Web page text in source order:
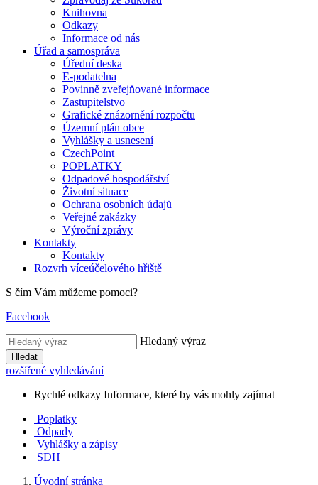
Knihovna
Odkazy
Informace od nás
Úřad a samospráva
Úřední deska
E-podatelna
Povinně zveřejňované informace
Zastupitelstvo
Grafické znázornění rozpočtu
Územní plán obce
Vyhlášky a usnesení
CzechPoint
POPLATKY
Odpadové hospodářství
Životní situace
Ochrana osobních údajů
Veřejné zakázky
Výroční zprávy
Kontakty
Kontakty
Rozvrh víceúčelového hřiště
S čím Vám můžeme pomoci?
Facebook
Hledaný výraz
Hledat
rozšířené vyhledávání
Rychlé odkazy Informace, které by vás mohly zajímat
Poplatky
Odpady
Vyhlášky a zápisy
SDH
Úvodní stránka